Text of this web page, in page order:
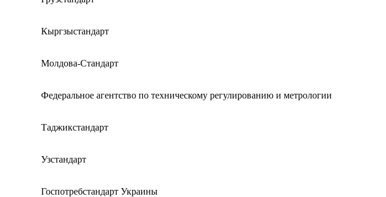
Кыргзыстандарт
Молдова-Стандарт
Федеральное агентство по техническому регулированию и метрологии
Таджикстандарт
Узстандарт
Госпотребстандарт Украины